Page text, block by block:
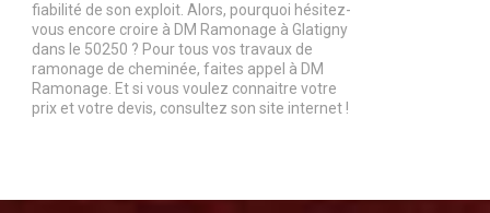
fiabilité de son exploit. Alors, pourquoi hésitez-
vous encore croire à DM Ramonage à Glatigny
dans le 50250 ? Pour tous vos travaux de
ramonage de cheminée, faites appel à DM
Ramonage. Et si vous voulez connaitre votre
prix et votre devis, consultez son site internet !